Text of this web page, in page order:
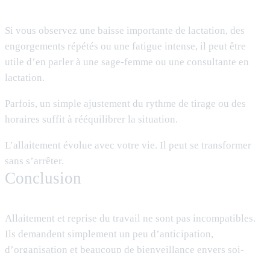
Si vous observez une baisse importante de lactation, des
engorgements répétés ou une fatigue intense, il peut être
utile d’en parler à une sage-femme ou une consultante en
lactation.
Parfois, un simple ajustement du rythme de tirage ou des
horaires suffit à rééquilibrer la situation.
L’allaitement évolue avec votre vie. Il peut se transformer
sans s’arrêter.
Conclusion
Allaitement et reprise du travail ne sont pas incompatibles.
Ils demandent simplement un peu d’anticipation,
d’organisation et beaucoup de bienveillance envers soi-